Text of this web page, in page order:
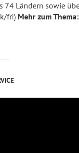
74 Ländern sowie
fri) Mehr zum Thema: